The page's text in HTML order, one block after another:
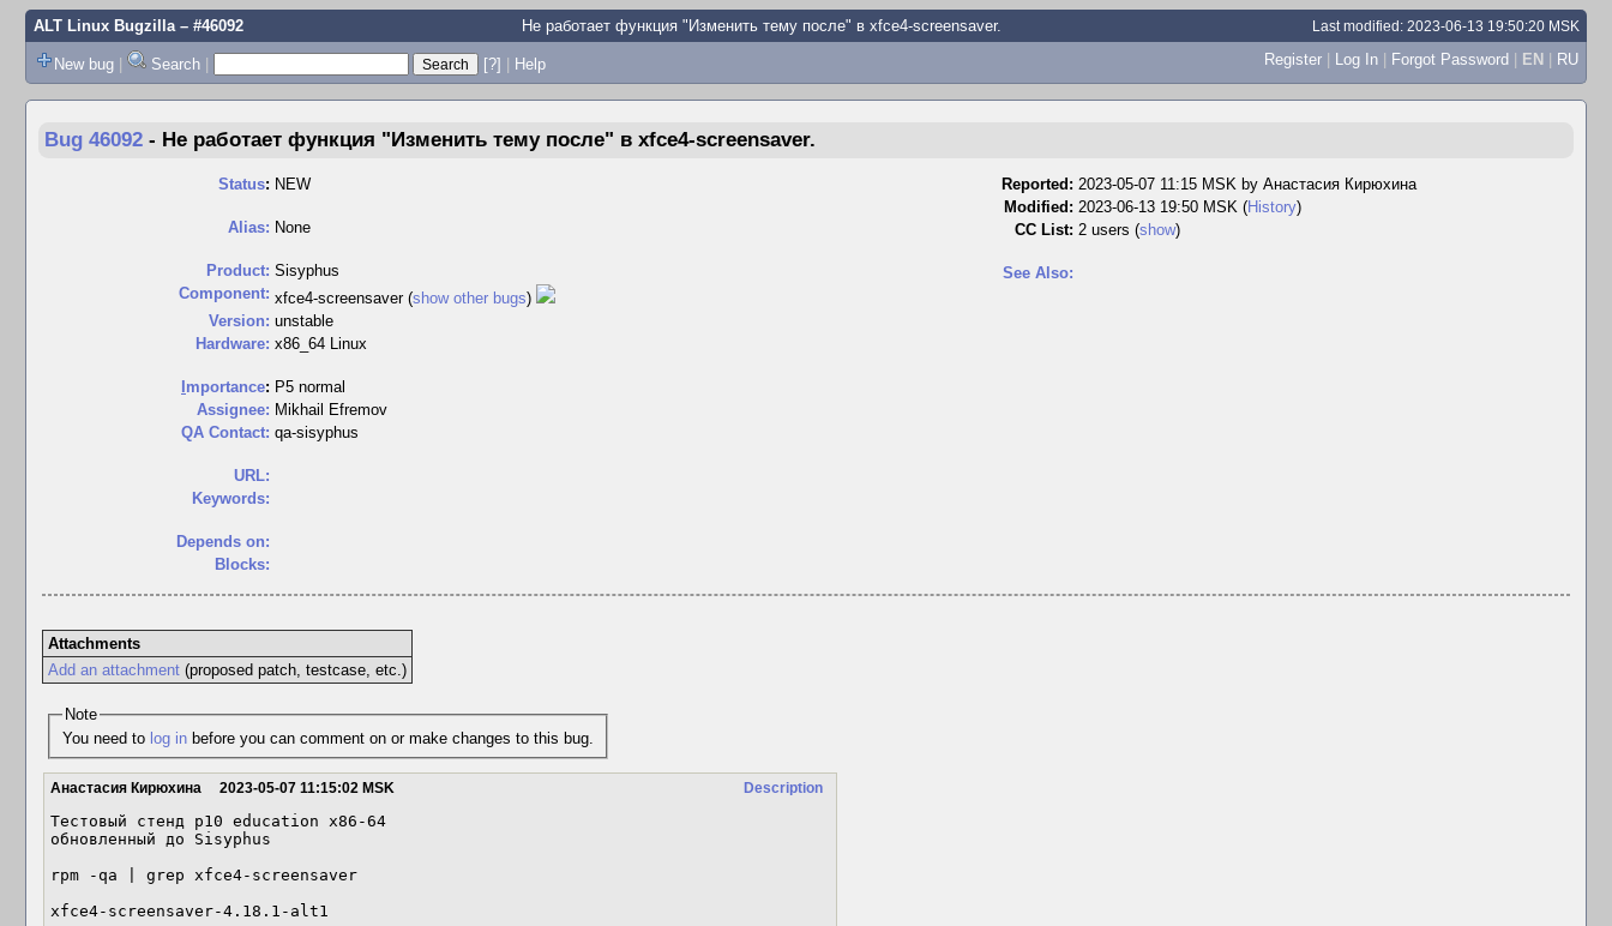
ALT Linux Bugzilla– #46092 Не работает функция "Изменить тему после" в xfce4-screensaver. Last modified: 2023-06-13 19:50:20 MSK
New bug | Search | [?] | Help Register | Log In | Forgot Password | EN | RU
Bug 46092 - Не работает функция "Изменить тему после" в xfce4-screensaver.
Status: NEW
Alias: None
Product: Sisyphus
Component: xfce4-screensaver (show other bugs)
Version: unstable
Hardware: x86_64 Linux
mportance: P5 normal
Assignee: Mikhail Efremov
QA Contact: qa-sisyphus
URL:
Keywords:
Depends on:
Blocks:
Reported: 2023-05-07 11:15 MSK by Анастасия Кирюхина
Modified: 2023-06-13 19:50 MSK (History)
CC List: 2 users (show)
See Also:
Attachments
Add an attachment(proposed patch, testcase, etc.)
Note
You need to log in before you can comment on or make changes to this bug.
Description
Анастасия Кирюхина 2023-05-07 11:15:02 MSK
Тестовый стенд p10 education x86-64
обновленный до Sisyphus
rpm -qa | grep xfce4-screensaver
xfce4-screensaver-4.18.1-alt1